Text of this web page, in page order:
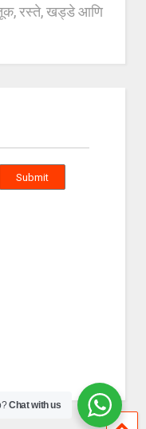
रस्ते, खड्डे आणि
Chat with us